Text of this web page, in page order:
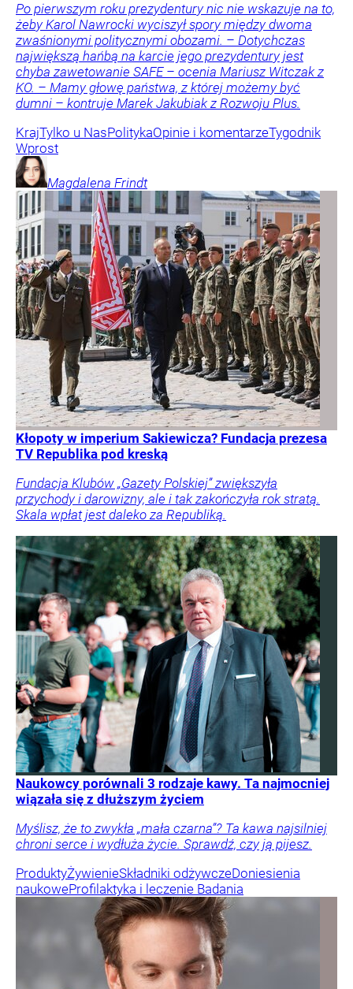
Po pierwszym roku prezydentury nic nie wskazuje na to,
żeby Karol Nawrocki wyciszył spory między dwoma
zwaśnionymi politycznymi obozami. – Dotychczas
największą hańbą na karcie jego prezydentury jest
chyba zawetowanie SAFE – ocenia Mariusz Witczak z
KO. – Mamy głowę państwa, z której możemy być
dumni – kontruje Marek Jakubiak z Rozwoju Plus.
KrajTylko u NasPolitykaOpinie i komentarzeTygodnik
Wprost
Magdalena Frindt
Kłopoty w imperium Sakiewicza? Fundacja prezesa
TV Republika pod kreską
Fundacja Klubów „Gazety Polskiej” zwiększyła
przychody i darowizny, ale i tak zakończyła rok stratą.
Skala wpłat jest daleko za Republiką.
Naukowcy porównali 3 rodzaje kawy. Ta najmocniej
wiązała się z dłuższym życiem
Myślisz, że to zwykła „mała czarna”? Ta kawa najsilniej
chroni serce i wydłuża życie. Sprawdź, czy ją pijesz.
ProduktyŻywienieSkładniki odżywczeDoniesienia
naukoweProfilaktyka i leczenie Badania